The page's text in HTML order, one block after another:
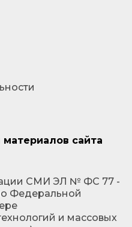
сайта
СМИ ЭЛ № ФС 77 -
Федеральной
и массовых